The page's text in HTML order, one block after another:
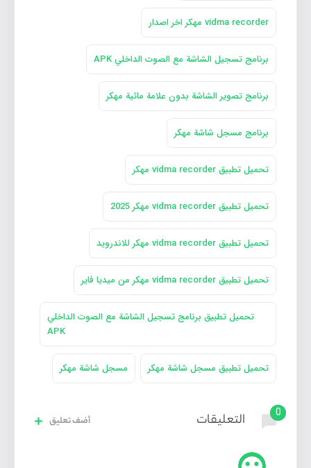
vidma recorder مهكر اخر اصدار
برنامج تسجيل الشاشة مع الصوت الداخلي APK
برنامج تصوير الشاشة بدون علامة مائية مهكر
برنامج مسجل شاشة مهكر
تحميل تطبيق vidma recorder مهكر
تحميل تطبيق vidma recorder مهكر 2025
تحميل تطبيق vidma recorder مهكر للاندرويد
تحميل تطبيق vidma recorder مهكر من ميديا فاير
تحميل تطبيق برنامج تسجيل الشاشة مع الصوت الداخلي
APK
تحميل تطبيق مسجل شاشة مهكر مسجل شاشة مهكر
0 التعليقات أضف تعليق